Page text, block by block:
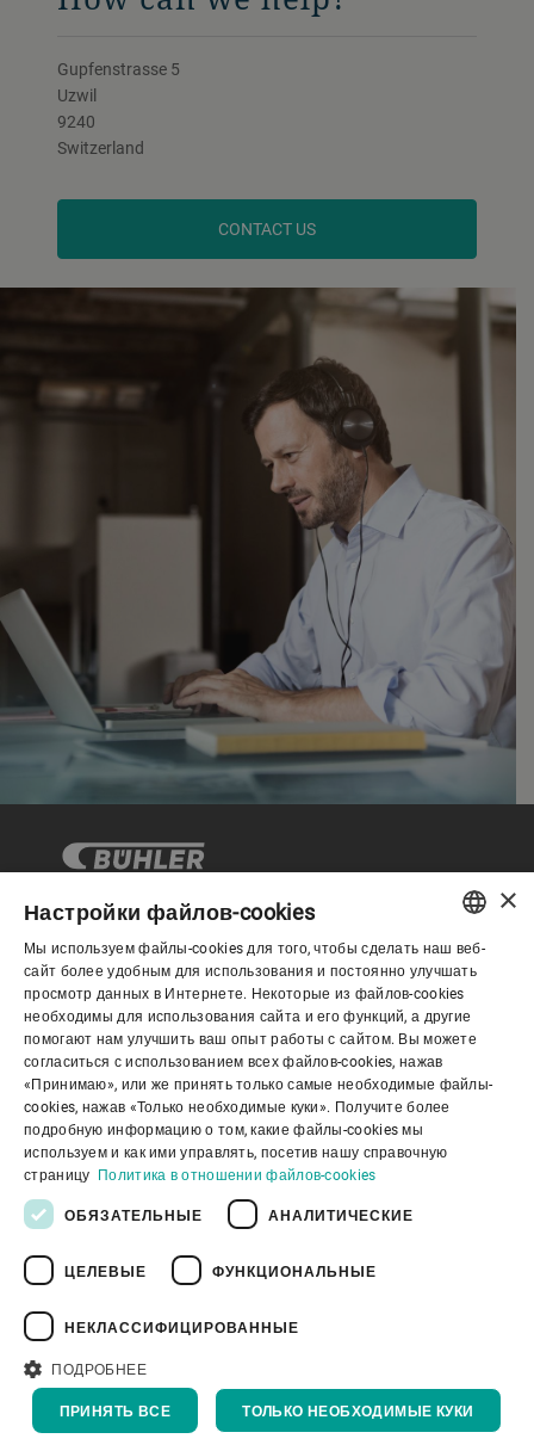
Gupfenstrasse 5
Uzwil
9240
Switzerland
CONTACT US
Корпоративное управление
О нас
Полезные ссылки
Политика конфиденциальности
Youtube Privacy Policy
ENGLISH
SPANISH
GERMAN
FRENCH
PORTUGUESE
×
Настройки файлов-cookies
Мы используем файлы-cookies для того, чтобы сделать наш веб-
сайт более удобным для использования и постоянно улучшать
просмотр данных в Интернете. Некоторые из файлов-cookies
необходимы для использования сайта и его функций, а другие
помогают нам улучшить ваш опыт работы с сайтом. Вы можете
согласиться с использованием всех файлов-cookies, нажав
«Принимаю», или же принять только самые необходимые файлы-
cookies, нажав «Только необходимые куки». Получите более
подробную информацию о том, какие файлы-cookies мы
используем и как ими управлять, посетив нашу справочную
страницу Политика в отношении файлов-cookies
ОБЯЗАТЕЛЬНЫЕ АНАЛИТИЧЕСКИЕ
ЦЕЛЕВЫЕ ФУНКЦИОНАЛЬНЫЕ
НЕКЛАССИФИЦИРОВАННЫЕ
ПОДРОБНЕЕ
ПРИНЯТЬ ВСЕ ТОЛЬКО НЕОБХОДИМЫЕ КУКИ